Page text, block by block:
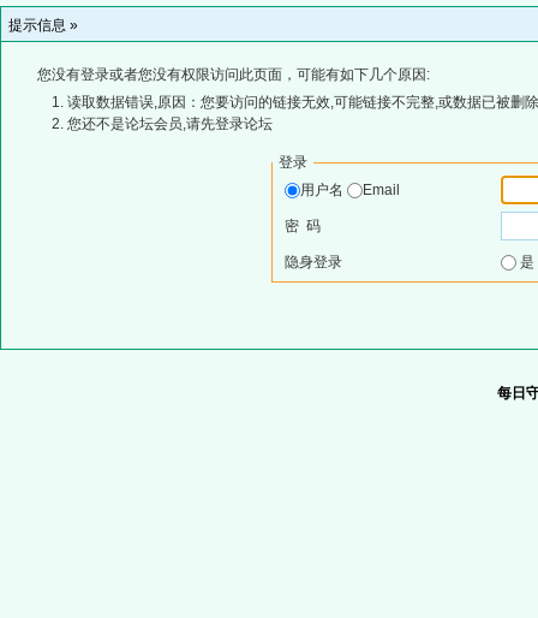
提示信息 »
您没有登录或者您没有权限访问此页面，可能有如下几个原因:
读取数据错误,原因：您要访问的链接无效,可能链接不完整,或数据已被删
您还不是论坛会员,请先登录论坛
登录
用户名
Email
密 码
隐身登录
每日